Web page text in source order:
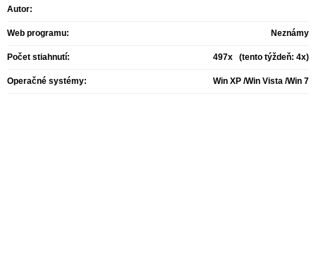
Autor:
Web programu: Neznámy
Počet stiahnutí: 497x (tento týždeň: 4x)
Operačné systémy: Win XP /Win Vista /Win 7